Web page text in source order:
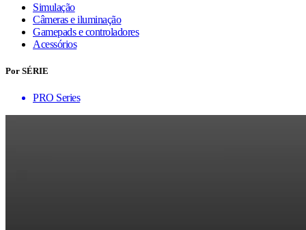
Simulação
Câmeras e iluminação
Gamepads e controladores
Acessórios
Por SÉRIE
PRO Series